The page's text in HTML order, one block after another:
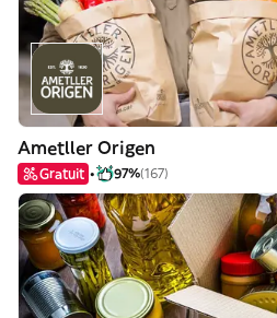
Ametller Origen
Gratuit 97%(167)